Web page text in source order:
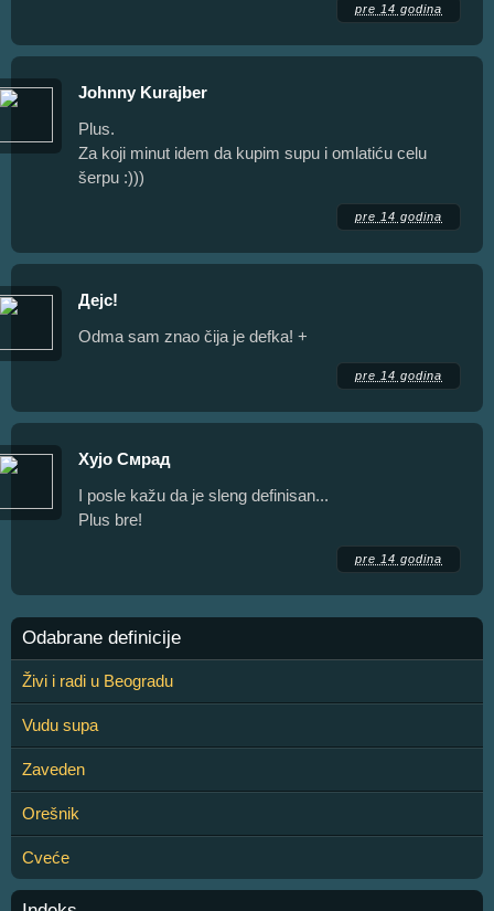
pre 14 godina
Johnny Kurajber
Plus.
Za koji minut idem da kupim supu i omlatiću celu
šerpu :)))
pre 14 godina
Дејс!
Odma sam znao čija je defka! +
pre 14 godina
Хујо Смрад
I posle kažu da je sleng definisan...
Plus bre!
pre 14 godina
Odabrane definicije
Živi i radi u Beogradu
Vudu supa
Zaveden
Orešnik
Cveće